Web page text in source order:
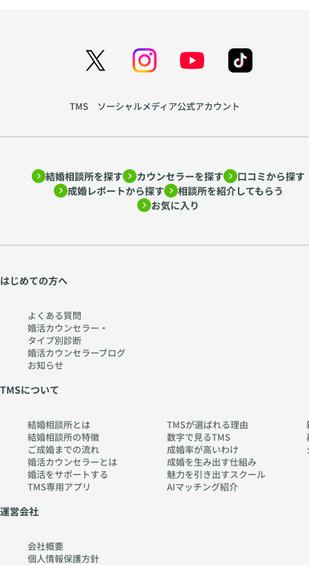
TMS ソーシャルメディア公式アカウント
結婚相談所を探す カウンセラーを探す
口コミから探す
成婚レポートから探す
相談所を紹介してもらう
お気に入り
はじめての方へ
よくある質問
婚活カウンセラー・
タイプ別診断
婚活カウンセラーブログ
お知らせ
TMSについて
結婚相談所とは
結婚相談所の特徴
ご成婚までの流れ
婚活カウンセラーとは
婚活をサポートする
TMS専用アプリ
TMSが選ばれる理由
数字で見るTMS
成婚率が高いわけ
成婚を生み出す仕組み
魅力を引き出すスクール
AIマッチング紹介
運営会社
会社概要
個人情報保護方針